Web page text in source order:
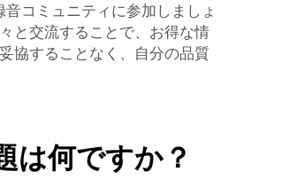
コミュニティに参加しましょ
と交流することで、お得な情
協することなく、自分の品質
は何ですか？